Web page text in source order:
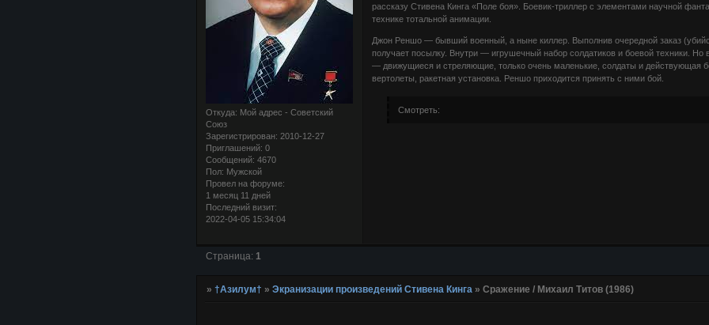
Откуда: Мой адрес - Советский
Союз
Зарегистрирован: 2010-12-27
Приглашений: 0
Сообщений: 4670
Пол: Мужской
Провел на форуме:
1 месяц 11 дней
Последний визит:
2022-04-05 15:34:04
рассказу Стивена Кинга «Поле боя». Боевик-триллер с элементами научной
технике тотальной анимации.
Джон Реншо — бывший военный, а ныне киллер. Выполнив очередной заказ
получает посылку. Внутри — игрушечный набор солдатиков и боевой техники. Но
— движущиеся и стреляющие, только очень маленькие, солдаты и действующая
вертолеты, ракетная установка. Реншо приходится принять с ними бой.
Смотреть:
Страница: 1
» †Азилум† » Экранизации произведений Стивена Кинга » Сражение / Михаил Титов (1986)